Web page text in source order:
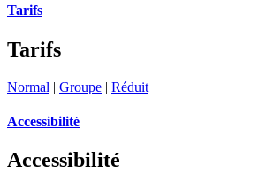
Tarifs
Tarifs
Normal | Groupe | Réduit
Accessibilité
Accessibilité